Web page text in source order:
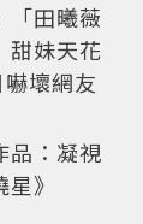
「田曦薇
甜妹天花
壞網友
品：凝視
》